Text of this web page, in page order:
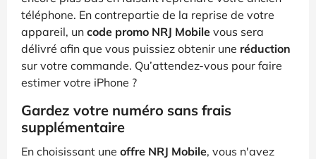
téléphone. En contrepartie de la reprise de votre
appareil, un code promo NRJ Mobile vous sera
délivré afin que vous puissiez obtenir une réduction
sur votre commande. Qu’attendez-vous pour faire
estimer votre iPhone ?
Gardez votre numéro sans frais
supplémentaire
En choisissant une offre NRJ Mobile, vous n'avez